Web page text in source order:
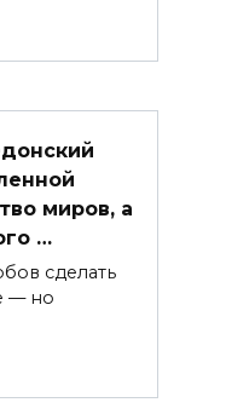
миров, а
…
сделать
— но